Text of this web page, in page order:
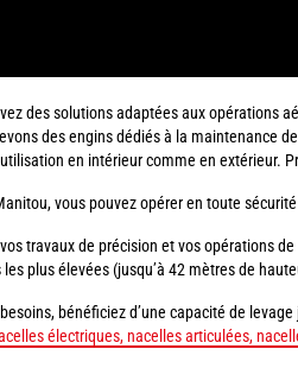
des solutions adaptées aux opérations
des engins dédiés à la maintenance
en intérieur comme en extérieur.
vous pouvez opérer en toute
travaux de précision et vos opérations
plus élevées (jusqu’à 42 mètres de
bénéficiez d’une capacité de
électriques, nacelles articulées,